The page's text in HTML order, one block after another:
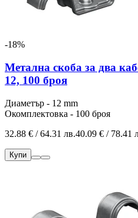
-18%
Метална скоба за два
12, 100 броя
Диаметър - 12 mm
Окомплектовка - 100 броя
32.88 € / 64.31 лв.40.09 € / 78.41
Купи